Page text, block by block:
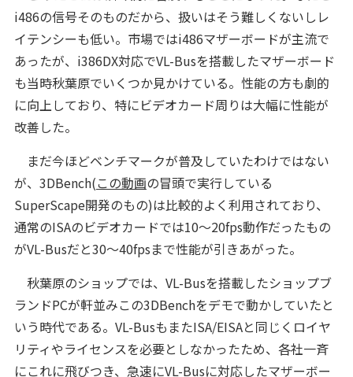
i486の信号そのものだから、扱いはそう難しくないしレ
イテンシーも低い。市場ではi486マザーボードが主流で
あったが、i386DX対応でVL-Busを搭載したマザーボード
も当時秋葉原でいくつか見かけている。性能の方も劇的
に向上しており、特にビデオカード周りは大幅に性能が
改善した。
まだ今ほどベンチマークが普及していたわけではない
が、3DBench(この動画の冒頭で実行している
SuperScape開発のもの)は比較的よく利用されており、
通常のISAのビデオカードでは10～20fps動作だったもの
がVL-Busだと30～40fpsまで性能が引きあがった。
秋葉原のショップでは、VL-Busを搭載したショップブ
ランドPCが軒並みこの3DBenchをデモで動かしていたと
いう時代である。VL-BusもまたISA/EISAと同じくロイヤ
リティやライセンスを必要としなかったため、各社一斉
にこれに飛びつき、急速にVL-Busに対応したマザーボー